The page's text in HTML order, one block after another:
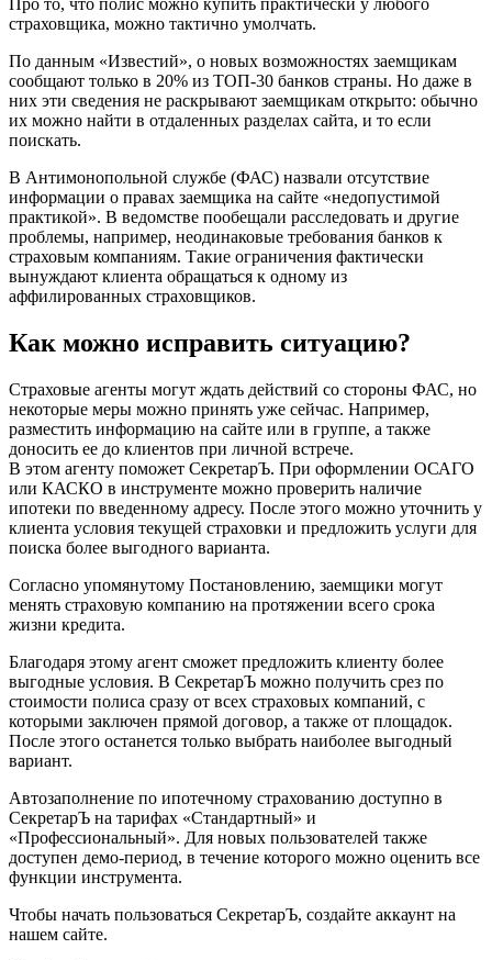
Про то, что полис можно купить практически у любого
страховщика, можно тактично умолчать.
По данным «Известий», о новых возможностях заемщикам
сообщают только в 20% из ТОП-30 банков страны. Но даже в
них эти сведения не раскрывают заемщикам открыто: обычно
их можно найти в отдаленных разделах сайта, и то если
поискать.
В Антимонопольной службе (ФАС) назвали отсутствие
информации о правах заемщика на сайте «недопустимой
практикой». В ведомстве пообещали расследовать и другие
проблемы, например, неодинаковые требования банков к
страховым компаниям. Такие ограничения фактически
вынуждают клиента обращаться к одному из
аффилированных страховщиков.
Как можно исправить ситуацию?
Страховые агенты могут ждать действий со стороны ФАС, но
некоторые меры можно принять уже сейчас. Например,
разместить информацию на сайте или в группе, а также
доносить ее до клиентов при личной встрече.
В этом агенту поможет СекретарЪ. При оформлении ОСАГО
или КАСКО в инструменте можно проверить наличие
ипотеки по введенному адресу. После этого можно уточнить у
клиента условия текущей страховки и предложить услуги для
поиска более выгодного варианта.
Согласно упомянутому Постановлению, заемщики могут
менять страховую компанию на протяжении всего срока
жизни кредита.
Благодаря этому агент сможет предложить клиенту более
выгодные условия. В СекретарЪ можно получить срез по
стоимости полиса сразу от всех страховых компаний, с
которыми заключен прямой договор, а также от площадок.
После этого останется только выбрать наиболее выгодный
вариант.
Автозаполнение по ипотечному страхованию доступно в
СекретарЪ на тарифах «Стандартный» и
«Профессиональный». Для новых пользователей также
доступен демо-период, в течение которого можно оценить все
функции инструмента.
Чтобы начать пользоваться СекретарЪ, создайте аккаунт на
нашем сайте.